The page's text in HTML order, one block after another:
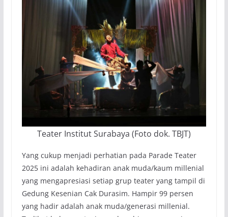
Teater Institut Surabaya (Foto dok. TBJT)
Yang cukup menjadi perhatian pada Parade Teater
2025 ini adalah kehadiran anak muda/kaum millenial
yang mengapresiasi setiap grup teater yang tampil di
Gedung Kesenian Cak Durasim. Hampir 99 persen
yang hadir adalah anak muda/generasi millenial.